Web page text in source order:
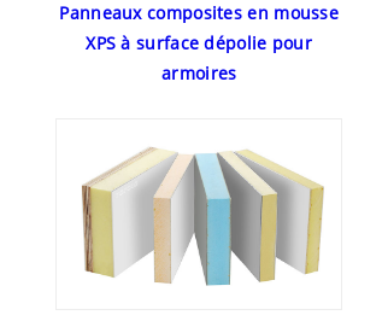
Panneaux composites en mousse
XPS à surface dépolie pour
armoires